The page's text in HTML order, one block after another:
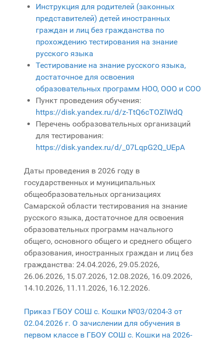
Инструкция для родителей (законных
представителей) детей иностранных
граждан и лиц без гражданства по
прохождению тестирования на знание
русского языка
Тестирование на знание русского языка,
достаточное для освоения
образовательных программ НОО, ООО и СОО
Пункт проведения обучения:
https://disk.yandex.ru/d/z-TtQ6cTOZlWdQ
Перечень ообразовательных организаций
для тестирования:
https://disk.yandex.ru/d/_07LqpG2Q_UEpA
Даты проведения в 2026 году в
государственных и муниципальных
общеобразовательных организациях
Самарской области тестирования на знание
русского языка, достаточное для освоения
образовательных программ начального
общего, основного общего и среднего общего
образования, иностранных граждан и лиц без
гражданства: 24.04.2026, 29.05.2026,
26.06.2026, 15.07.2026, 12.08.2026, 16.09.2026,
14.10.2026, 11.11.2026, 16.12.2026.
Приказ ГБОУ СОШ с. Кошки №03/0204-3 от
02.04.2026 г. О зачислении для обучения в
первом классе в ГБОУ СОШ с. Кошки на 2026-